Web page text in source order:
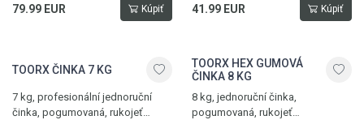
79.99 EUR Kúpiť 41.99 EUR Kúpiť
TOORX ČINKA 7 KG
7 kg, profesionální jednoruční
činka, pogumovaná, rukojeť
TOORX HEX GUMOVÁ
ČINKA 8 KG
8 kg, jednoruční činka,
pogumovaná, rukojeť